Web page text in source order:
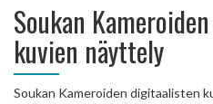
Soukan
kuvien näyttely
Soukan Kameroiden digitaalisten